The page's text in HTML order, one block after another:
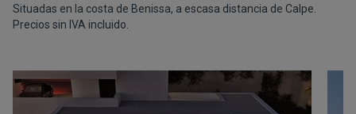
Situadas en la costa de Benissa, a escasa distancia de Calpe.
Precios sin IVA incluido.